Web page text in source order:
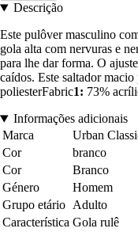
Descrição
Este pulôver masculino
gola alta com nervuras e
para lhe dar forma. O
caídos. Este saltador
poliesterFabric1: 73%
Informações adicionais
Marca
Urban
Cor
branco
Cor
Branco
Género
Homem
Grupo etário Adulto
Característica Gola rulê